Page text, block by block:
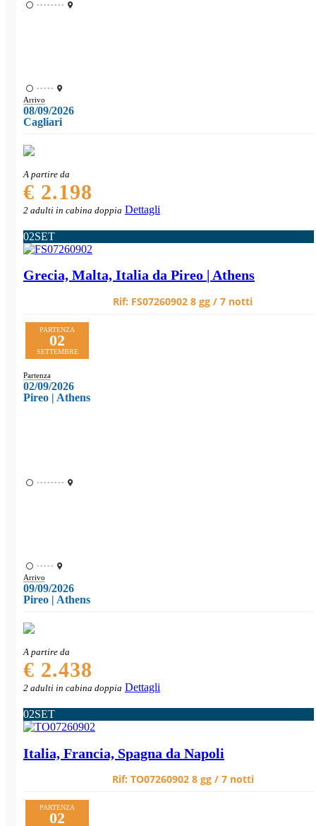
••••••••
•••••
Arrivo
08/09/2026
Cagliari
A partire da
€ 2.198
2 adulti in cabina doppia Dettagli
02SET
Grecia, Malta, Italia da Pireo | Athens
Rif: FS07260902 8 gg / 7 notti
PARTENZA
02
SETTEMBRE
Partenza
02/09/2026
Pireo | Athens
••••••••
•••••
Arrivo
09/09/2026
Pireo | Athens
A partire da
€ 2.438
2 adulti in cabina doppia Dettagli
02SET
Italia, Francia, Spagna da Napoli
Rif: TO07260902 8 gg / 7 notti
PARTENZA
02